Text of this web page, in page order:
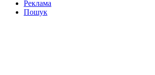
Реклама
Пошук